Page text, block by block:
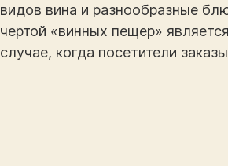
видов вина и разнообразные
чертой «винных пещер»
случае, когда посетители